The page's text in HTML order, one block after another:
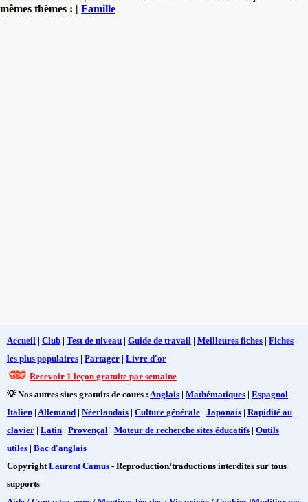
mêmes thèmes : | Famille
Accueil | Club | Test de niveau | Guide de travail | Meilleures fiches | Fiches
les plus populaires | Partager | Livre d'or
Recevoir 1 leçon gratuite par semaine
💡 Nos autres sites gratuits de cours : Anglais | Mathématiques | Espagnol |
Italien | Allemand | Néerlandais | Culture générale | Japonais | Rapidité au
clavier | Latin | Provençal | Moteur de recherche sites éducatifs | Outils
utiles | Bac d'anglais
Copyright Laurent Camus - Reproduction/traductions interdites sur tous
supports